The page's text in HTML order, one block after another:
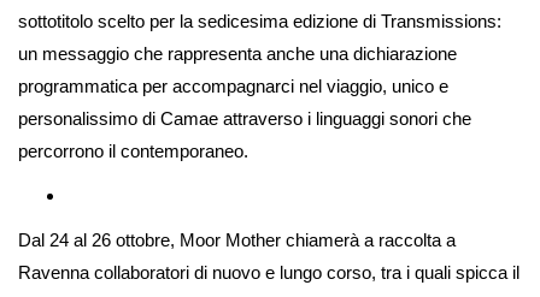
sottotitolo scelto per la sedicesima edizione di Transmissions:
un messaggio che rappresenta anche una dichiarazione
programmatica per accompagnarci nel viaggio, unico e
personalissimo di Camae attraverso i linguaggi sonori che
percorrono il contemporaneo.
Dal 24 al 26 ottobre, Moor Mother chiamerà a raccolta a
Ravenna collaboratori di nuovo e lungo corso, tra i quali spicca il